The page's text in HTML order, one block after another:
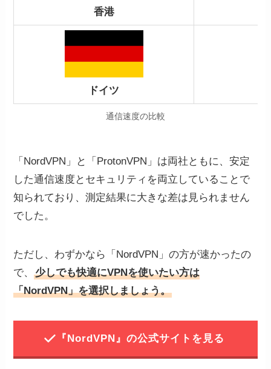
香港
ドイツ
通信速度の比較
「NordVPN」と「ProtonVPN」は両社ともに、安定
した通信速度とセキュリティを両立していることで
知られており、測定結果に大きな差は見られません
でした。
ただし、わずかなら「NordVPN」の方が速かったの
で、少しでも快適にVPNを使いたい方は
「NordVPN」を選択しましょう。
『NordVPN』の公式サイトを見る